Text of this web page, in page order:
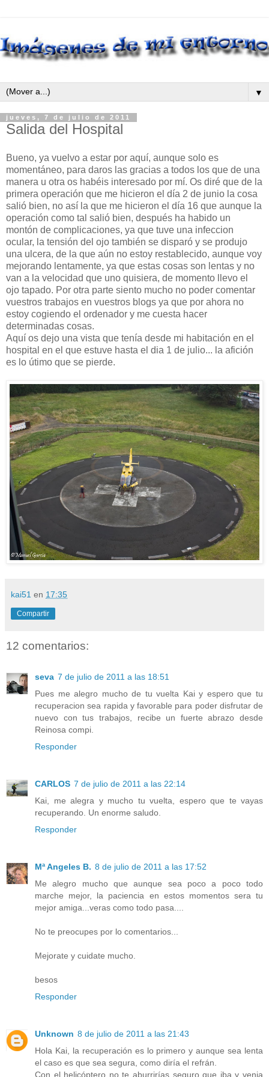
▼
jueves, 7 de julio de 2011
Salida del Hospital
Bueno, ya vuelvo a estar por aquí, aunque solo es
momentáneo, para daros las gracias a todos los que de una
manera u otra os habéis interesado por mí. Os diré que de la
primera operación que me hicieron el día 2 de junio la cosa
salió bien, no así la que me hicieron el día 16 que aunque la
operación como tal salió bien, después ha habido un
montón de complicaciones, ya que tuve una infeccion
ocular, la tensión del ojo también se disparó y se produjo
una ulcera, de la que aún no estoy restablecido, aunque voy
mejorando lentamente, ya que estas cosas son lentas y no
van a la velocidad que uno quisiera, de momento llevo el
ojo tapado. Por otra parte siento mucho no poder comentar
vuestros trabajos en vuestros blogs ya que por ahora no
estoy cogiendo el ordenador y me cuesta hacer
determinadas cosas.
Aquí os dejo una vista que tenía desde mi habitación en el
hospital en el que estuve hasta el dia 1 de julio... la afición
es lo útimo que se pierde.
kai51 en 17:35
Compartir
12 comentarios:
seva 7 de julio de 2011 a las 18:51
Pues me alegro mucho de tu vuelta Kai y espero que tu
recuperacion sea rapida y favorable para poder disfrutar de
nuevo con tus trabajos, recibe un fuerte abrazo desde
Reinosa compi.
Responder
CARLOS 7 de julio de 2011 a las 22:14
Kai, me alegra y mucho tu vuelta, espero que te vayas
recuperando. Un enorme saludo.
Responder
Mª Angeles B. 8 de julio de 2011 a las 17:52
Me alegro mucho que aunque sea poco a poco todo
marche mejor, la paciencia en estos momentos sera tu
mejor amiga...veras como todo pasa....
No te preocupes por lo comentarios...
Mejorate y cuidate mucho.
besos
Responder
Unknown 8 de julio de 2011 a las 21:43
Hola Kai, la recuperación es lo primero y aunque sea lenta
el caso es que sea segura, como diría el refrán.
Con el helicóptero no te aburrirías seguro que iba y venia